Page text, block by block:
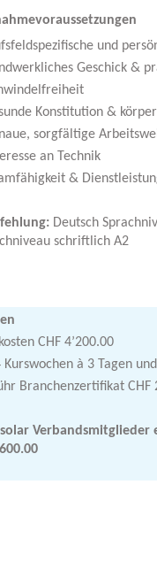
und
Geschick &
Konstitution &
sorgfältige
an Technik
&
Deutsch
schriftlich A2
CHF 4’200.00
à 3 Tagen
Branchenzertifikat CHF